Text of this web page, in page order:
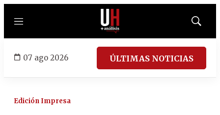
Menú
Mostrar
07 ago 2026 ÚLTIMAS NOTICIAS
Edición Impresa